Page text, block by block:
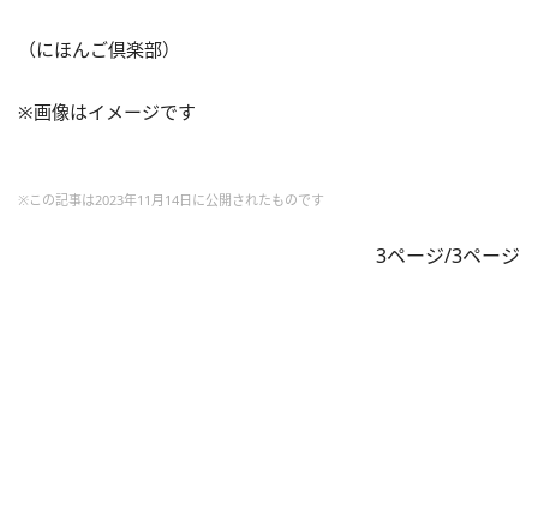
（にほんご倶楽部）
※画像はイメージです
※この記事は2023年11月14日に公開されたものです
3ページ/3ページ